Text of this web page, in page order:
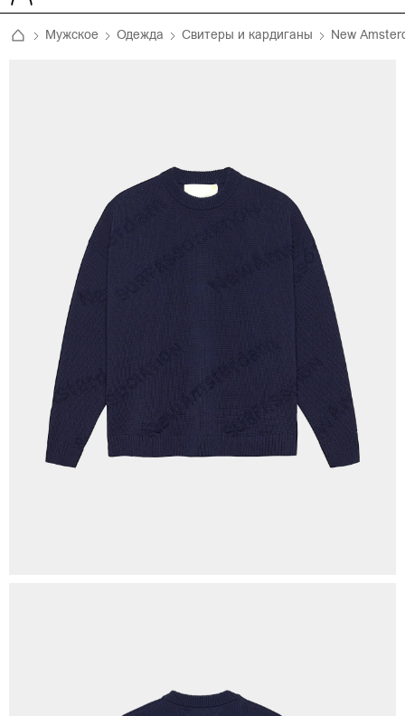
Мужское Одежда Свитеры и кардиганы New